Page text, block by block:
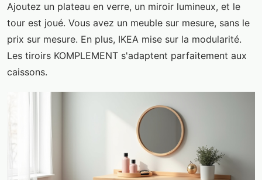
Ajoutez un plateau en verre, un miroir lumineux, et le
tour est joué. Vous avez un meuble sur mesure, sans le
prix sur mesure. En plus, IKEA mise sur la modularité.
Les tiroirs KOMPLEMENT s'adaptent parfaitement aux
caissons.